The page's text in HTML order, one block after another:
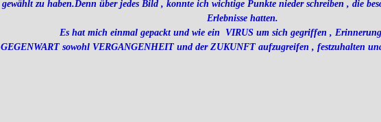
gewählt zu haben.Denn über jedes Bild , konnte ich wichtige Punkte nieder schreiben , die
Erlebnisse hatten.
Es hat mich einmal gepackt und wie ein VIRUS um sich gegriffen ,
GEGENWART sowohl VERGANGENHEIT und der ZUKUNFT aufzugreifen , festzuhalten